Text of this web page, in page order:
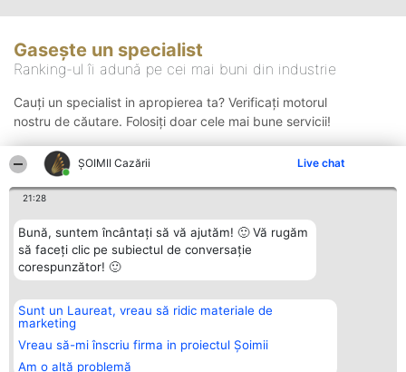
ȘOIMII Cazării Live chat
21:28
Bună, suntem încântați să vă ajutăm! 🙂 Vă rugăm
să faceți clic pe subiectul de conversație
corespunzător! 🙂
Sunt un Laureat, vreau să ridic materiale de
marketing
Vreau să-mi înscriu firma in proiectul Șoimii
Am o altă problemă
Gasește un specialist
Ranking-ul îi adună pe cei mai buni din industrie
Cauți un specialist in apropierea ta? Verificați motorul
nostru de căutare. Folosiți doar cele mai bune servicii!
Organizator Ranking
BRIGHT SOLUTIONS BR SRL
Aleea Timisul De Sus 2 Bl. A30
Sc. A Et. 4 Ap. 13 Cod 061952
București
Plebiscyt
Lista Tuturor
Laureaților
Contact